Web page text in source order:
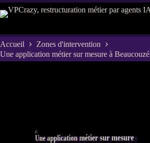
Passer
au
Accueil
Zones d'intervention
Une application métier sur mesure à Beaucouzé
Une application métier sur mesure